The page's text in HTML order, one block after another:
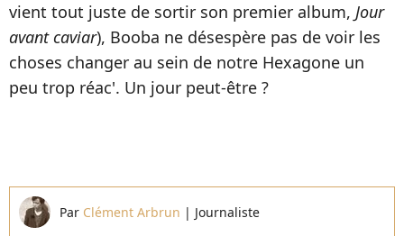
vient tout juste de sortir son premier album, Jour
avant caviar), Booba ne désespère pas de voir les
choses changer au sein de notre Hexagone un
peu trop réac'. Un jour peut-être ?
Par Clément Arbrun | Journaliste